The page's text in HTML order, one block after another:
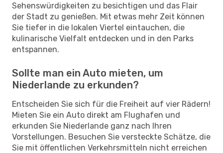
Sehenswürdigkeiten zu besichtigen und das Flair
der Stadt zu genießen. Mit etwas mehr Zeit können
Sie tiefer in die lokalen Viertel eintauchen, die
kulinarische Vielfalt entdecken und in den Parks
entspannen.
Sollte man ein Auto mieten, um
Niederlande zu erkunden?
Entscheiden Sie sich für die Freiheit auf vier Rädern!
Mieten Sie ein Auto direkt am Flughafen und
erkunden Sie Niederlande ganz nach Ihren
Vorstellungen. Besuchen Sie versteckte Schätze, die
Sie mit öffentlichen Verkehrsmitteln nicht erreichen